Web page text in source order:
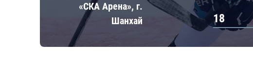
«СКА Арена», г.
Шанхай
18